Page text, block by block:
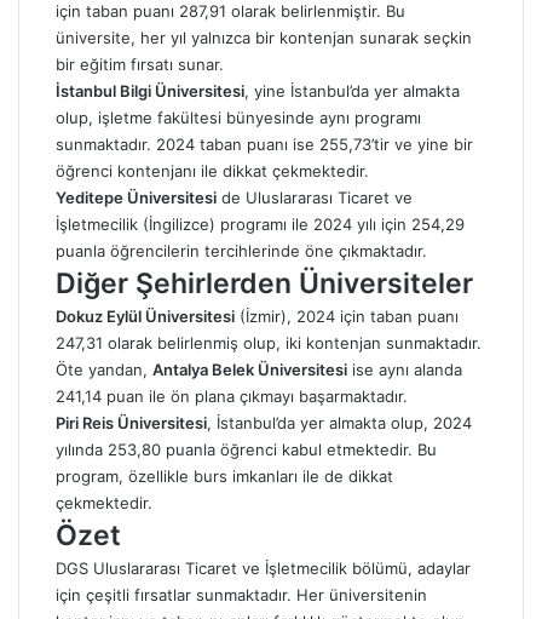
için taban puanı 287,91 olarak belirlenmiştir. Bu
üniversite, her yıl yalnızca bir kontenjan sunarak seçkin
bir eğitim fırsatı sunar.
İstanbul Bilgi Üniversitesi, yine İstanbul’da yer almakta
olup, işletme fakültesi bünyesinde aynı programı
sunmaktadır. 2024 taban puanı ise 255,73’tir ve yine bir
öğrenci kontenjanı ile dikkat çekmektedir.
Yeditepe Üniversitesi de Uluslararası Ticaret ve
İşletmecilik (İngilizce) programı ile 2024 yılı için 254,29
puanla öğrencilerin tercihlerinde öne çıkmaktadır.
Diğer Şehirlerden Üniversiteler
Dokuz Eylül Üniversitesi (İzmir), 2024 için taban puanı
247,31 olarak belirlenmiş olup, iki kontenjan sunmaktadır.
Öte yandan, Antalya Belek Üniversitesi ise aynı alanda
241,14 puan ile ön plana çıkmayı başarmaktadır.
Piri Reis Üniversitesi, İstanbul’da yer almakta olup, 2024
yılında 253,80 puanla öğrenci kabul etmektedir. Bu
program, özellikle burs imkanları ile de dikkat
çekmektedir.
Özet
DGS Uluslararası Ticaret ve İşletmecilik bölümü, adaylar
için çeşitli fırsatlar sunmaktadır. Her üniversitenin